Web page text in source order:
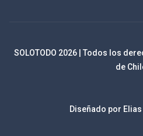
SOLOTODO 2026 | Todos los
de
Diseñado por